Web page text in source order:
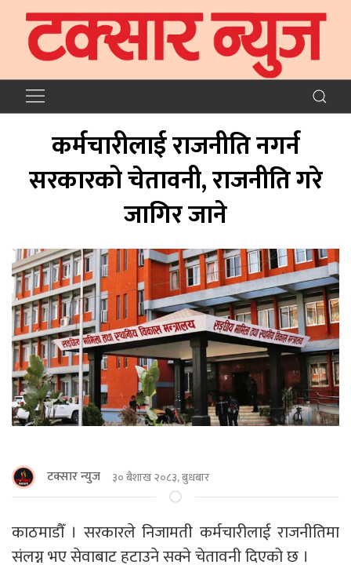
कर्मचारीलाई राजनीति नगर्न
सरकारको चेतावनी, राजनीति गरे
जागिर जाने
टक्सार न्युज ३० बैशाख २०८३, बुधबार
काठमाडौँ । सरकारले निजामती कर्मचारीलाई राजनीतिमा
संलग्न भए सेवाबाट हटाउने सक्ने चेतावनी दिएको छ ।